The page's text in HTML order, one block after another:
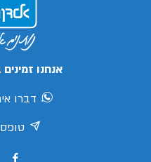
אנחנו
דברו